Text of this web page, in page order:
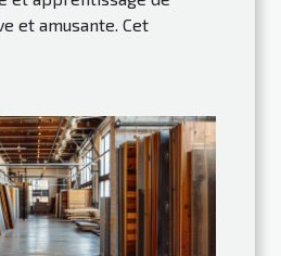
et amusante. Cet